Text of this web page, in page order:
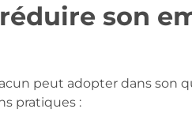
son
peut adopter dans son
pratiques :